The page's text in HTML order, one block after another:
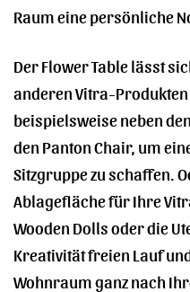
Raum eine persönliche
Der Flower Table lässt
anderen Vitra-
beispielsweise neben
den Panton Chair, um
Sitzgruppe zu schaffen.
Ablagefläche für Ihre
Wooden Dolls oder die
Kreativität freien Lauf
Wohnraum ganz nach